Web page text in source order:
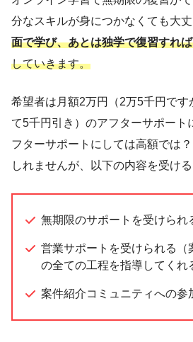
分なスキルが身につかなくても大丈
面で学び、あとは独学で復習すれ
していきます。
希望者は月額2万円（2万5千円です
て5千円引き）のアフターサポート
フターサポートにしては高額では
しれませんが、以下の内容を受ける
無期限のサポートを受けられ
営業サポートを受けられる（
の全ての工程を指導してくれ
案件紹介コミュニティへの参